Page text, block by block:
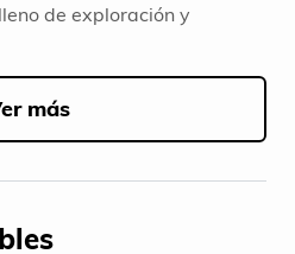
de exploración y
más